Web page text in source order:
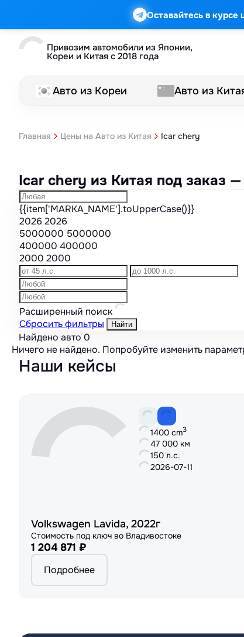
Оставайтесь в курсе
Привозим автомобили из Японии,
Кореи и Китая с 2018 года
Авто из Кореи Авто из
Главная Цены на Авто из Китая Icar chery
Icar chery из Китая под заказ
{{item['MARKA_NAME'].toUpperCase()}}
2026 2026
5000000 5000000
400000 400000
2000 2000
Расширенный поиск
Сбросить фильтры
Найти
Найдено авто 0
Ничего не найдено. Попробуйте изменить
Наши кейсы
1400 cm3
47 000 км
150 л.с.
2026-07-11
Volkswagen Lavida, 2022г
Стоимость под ключ во Владивостоке
1 204 871 ₽
Подробнее